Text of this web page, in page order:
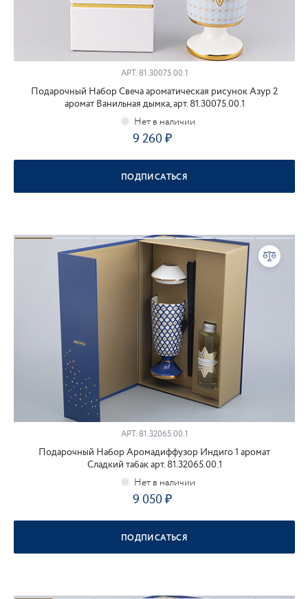
АРТ.81.30075.00.1
Подарочный Набор Свеча ароматическая рисунок Азур 2
аромат Ванильная дымка, арт. 81.30075.00.1
9 260
ПОДПИСАТЬСЯ
АРТ.81.32065.00.1
Подарочный Набор Аромадиффузор Индиго 1 аромат
Сладкий табак арт. 81.32065.00.1
9 050
ПОДПИСАТЬСЯ